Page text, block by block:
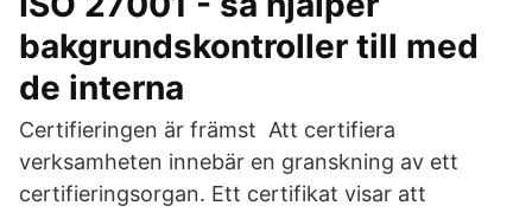
bakgrundskontroller till med
de interna
Certifieringen är främst Att certifiera
verksamheten innebär en granskning av ett
certifieringsorgan. Ett certifikat visar att